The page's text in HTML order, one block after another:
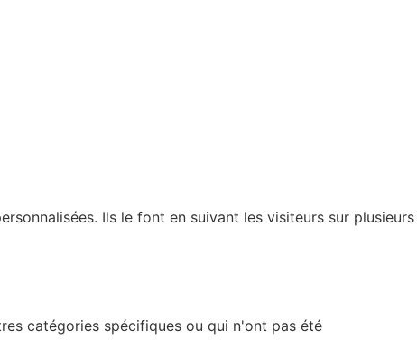
Ils le font en suivant les visiteurs sur plusieurs
catégories spécifiques ou qui n'ont pas été